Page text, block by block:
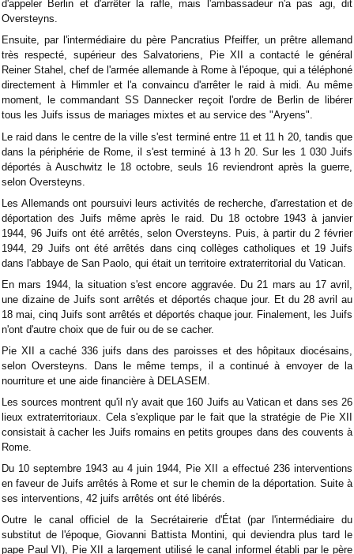
d'appeler Berlin et d'arrêter la rafle, mais l'ambassadeur n'a pas agi, dit
Oversteyns.
Ensuite, par l'intermédiaire du père Pancratius Pfeiffer, un prêtre allemand
très respecté, supérieur des Salvatoriens, Pie XII a contacté le général
Reiner Stahel, chef de l'armée allemande à Rome à l'époque, qui a téléphoné
directement à Himmler et l'a convaincu d'arrêter le raid à midi. Au même
moment, le commandant SS Dannecker reçoit l'ordre de Berlin de libérer
tous les Juifs issus de mariages mixtes et au service des "Aryens".
Le raid dans le centre de la ville s'est terminé entre 11 et 11 h 20, tandis que
dans la périphérie de Rome, il s'est terminé à 13 h 20. Sur les 1 030 Juifs
déportés à Auschwitz le 18 octobre, seuls 16 reviendront après la guerre,
selon Oversteyns.
Les Allemands ont poursuivi leurs activités de recherche, d'arrestation et de
déportation des Juifs même après le raid. Du 18 octobre 1943 à janvier
1944, 96 Juifs ont été arrêtés, selon Oversteyns. Puis, à partir du 2 février
1944, 29 Juifs ont été arrêtés dans cinq collèges catholiques et 19 Juifs
dans l'abbaye de San Paolo, qui était un territoire extraterritorial du Vatican.
En mars 1944, la situation s'est encore aggravée. Du 21 mars au 17 avril,
une dizaine de Juifs sont arrêtés et déportés chaque jour. Et du 28 avril au
18 mai, cinq Juifs sont arrêtés et déportés chaque jour. Finalement, les Juifs
n'ont d'autre choix que de fuir ou de se cacher.
Pie XII a caché 336 juifs dans des paroisses et des hôpitaux diocésains,
selon Oversteyns. Dans le même temps, il a continué à envoyer de la
nourriture et une aide financière à DELASEM.
Les sources montrent qu'il n'y avait que 160 Juifs au Vatican et dans ses 26
lieux extraterritoriaux. Cela s'explique par le fait que la stratégie de Pie XII
consistait à cacher les Juifs romains en petits groupes dans des couvents à
Rome.
Du 10 septembre 1943 au 4 juin 1944, Pie XII a effectué 236 interventions
en faveur de Juifs arrêtés à Rome et sur le chemin de la déportation. Suite à
ses interventions, 42 juifs arrêtés ont été libérés.
Outre le canal officiel de la Secrétairerie d'État (par l'intermédiaire du
substitut de l'époque, Giovanni Battista Montini, qui deviendra plus tard le
pape Paul VI), Pie XII a largement utilisé le canal informel établi par le père